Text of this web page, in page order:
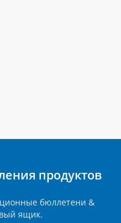
продуктов
бюллетени &
ящик.